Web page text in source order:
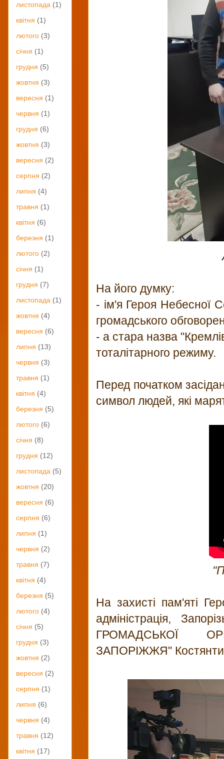
На його думку:
- ім'я Героя Небесної
громадського
- а стара назва
тоталітарного режиму.
Перед початком
символ людей, які
На захисті пам'яті
адміністрація,
ГРОМАДСЬКОЇ
ЗАПОРІЖЖЯ"
листопада (1)
квітня (1)
лютого (3)
січня (1)
грудня (5)
жовтня (3)
вересня (1)
червня (1)
грудня (6)
жовтня (3)
вересня (2)
серпня (2)
липня (4)
травня (1)
квітня (6)
березня (1)
лютого (2)
січня (1)
грудня (7)
листопада (1)
жовтня (4)
вересня (6)
липня (13)
червня (3)
травня (1)
квітня (4)
березня (5)
лютого (6)
січня (8)
грудня (12)
листопада (5)
жовтня (20)
вересня (6)
серпня (6)
липня (1)
червня (2)
травня (7)
квітня (4)
березня (5)
лютого (4)
січня (5)
грудня (3)
жовтня (2)
вересня (2)
серпня (1)
липня (6)
червня (4)
травня (12)
квітня (17)